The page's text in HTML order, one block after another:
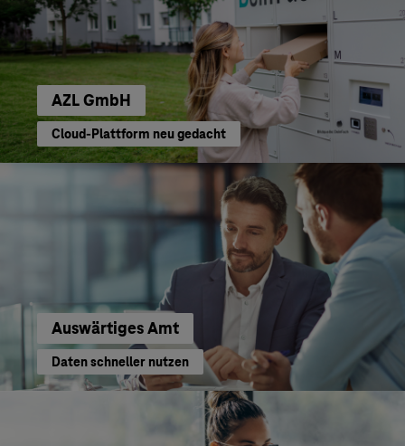
AZL GmbH
Cloud-Plattform neu gedacht
Auswärtiges Amt
Daten schneller nutzen